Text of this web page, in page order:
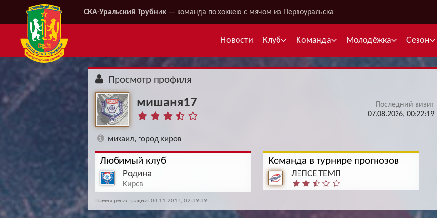
СКА-Уральский Трубник — команда по хоккею с мячом из Первоуральска
Новости Клуб Команда
Межсезонье
Суперлига
Telegram
Молодёжка
Межсезонье
Сезон
Просмотр профиля
мишаня17
Последний визит
07.08.2026, 00:22:19
михаил, город киров
Любимый клуб
Родина
Киров
Команда в турнире прогнозов
ЛЕПСЕ ТЕМП
Время регистрации: 04.11.2017, 02:39:39